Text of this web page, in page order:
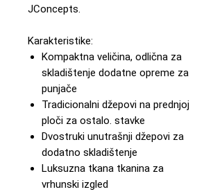
JConcepts.
Karakteristike:
Kompaktna veličina, odlična za
skladištenje dodatne opreme za
punjače
Tradicionalni džepovi na prednjoj
ploči za ostalo. stavke
Dvostruki unutrašnji džepovi za
dodatno skladištenje
Luksuzna tkana tkanina za
vrhunski izgled